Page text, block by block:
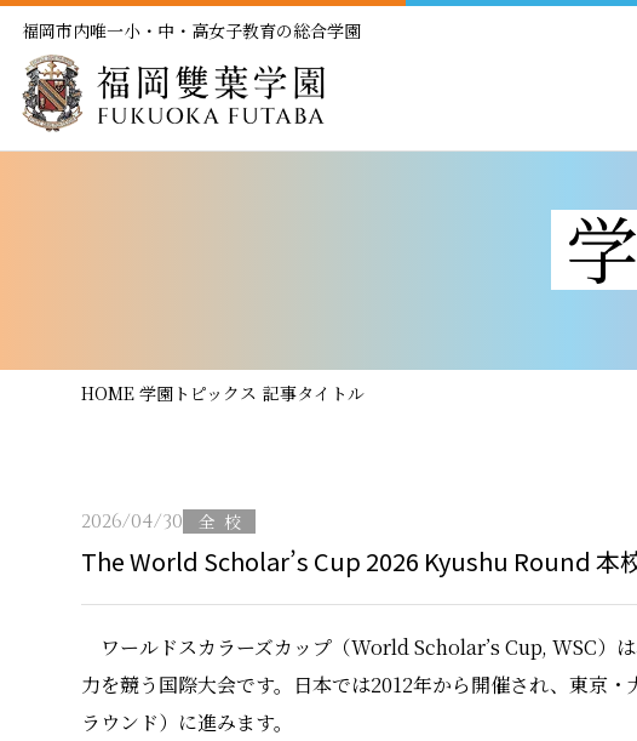
福岡市内唯一小・中・高女子教育の総合学園
HOME 学園トピックス 記事タイトル
2026/04/30 全校
The World Scholar’s Cup 2026 Kyushu Round 本
ワールドスカラーズカップ（World Scholar’s Cup, WSC）
力を競う国際大会です。日本では2012年から開催され、東京
ラウンド）に進みます。